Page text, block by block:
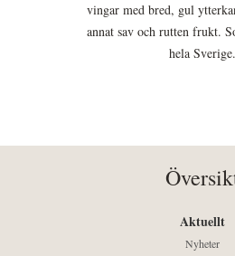
vingar med bred, gul
annat sav och rutten frukt.
hela Sverige.
Aktuellt
Nyheter